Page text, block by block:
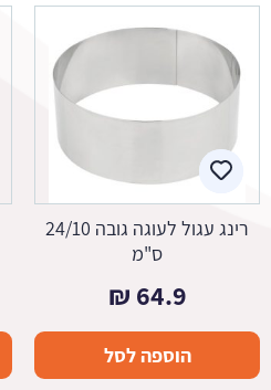
רינג עגול לעוגה גובה 24/10
ס"מ
64.9
₪
הוספה לסל